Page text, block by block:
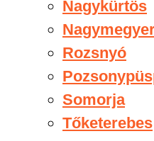
Nagykürtös
Rozsnyó
Somorja
Tőketerebes